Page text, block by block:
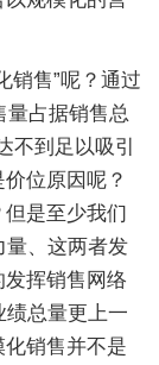
售”呢？通过
量占据销售总
不到足以吸引
位原因呢？
是至少我们
量、这两者发
挥销售网络
总量更上一
销售并不是